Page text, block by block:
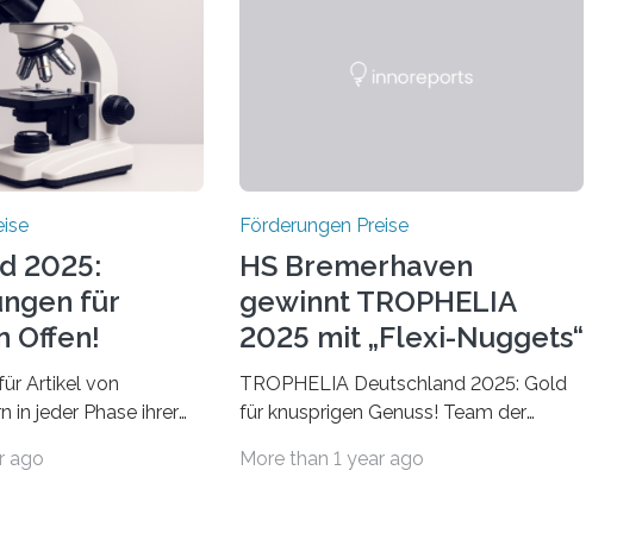
2025:
für
Offen!
Artikel von
in jeder Phase ihrer
internationale
ago
Förderungen Preise
HS Bremerhaven
gewinnt TROPHELIA
2025 mit „Flexi-Nuggets“
TROPHELIA Deutschland 2025: Gold
für knusprigen Genuss! Team der
“Flexi-Nuggets” und vertritt
More than 1 year ago